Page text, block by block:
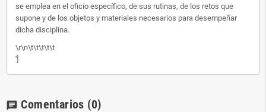
se emplea en el oficio específico, de sus rutinas, de los retos que
supone y de los objetos y materiales necesarios para desempeñar
dicha disciplina.
\r\n\t\t\t\t\t
']
chat Comentarios (0)